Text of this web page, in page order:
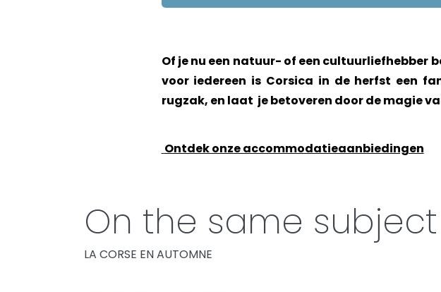
Of je nu een natuur- of een cultuurliefhebber
voor iedereen is Corsica in de herfst een
rugzak, en laat je betoveren door de magie
Ontdek onze accommodatieaanbiedingen
On the same subject
LA CORSE EN AUTOMNE